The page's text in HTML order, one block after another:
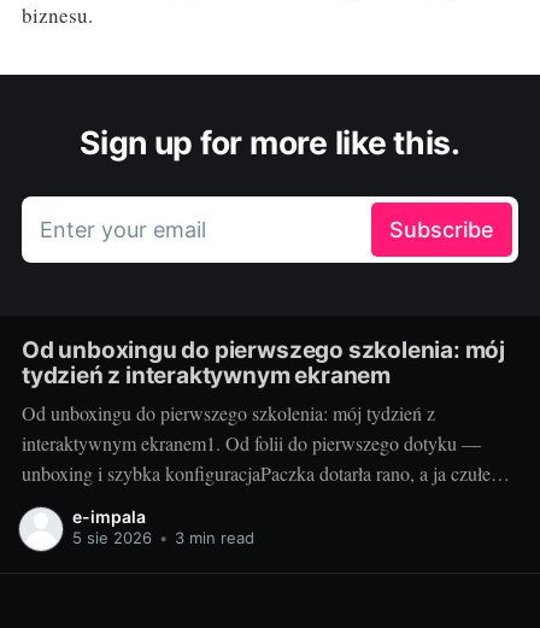
biznesu.
Sign up for more like this.
Enter your email Subscribe
Od unboxingu do pierwszego szkolenia: mój
tydzień z interaktywnym ekranem
Od unboxingu do pierwszego szkolenia: mój tydzień z
interaktywnym ekranem1. Od folii do pierwszego dotyku —
unboxing i szybka konfiguracjaPaczka dotarła rano, a ja czułem
się jak dziecko w sklepie z zabawkami. Duży karton, solidne
zabezpieczenia i instrukcja, która faktycznie prowadzi krok po
e-impala
5 sie 2026 • 3 min read